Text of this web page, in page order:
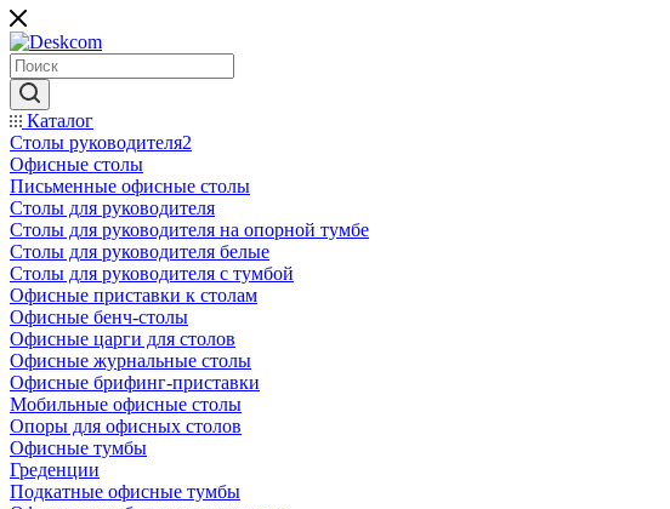
Каталог
Столы руководителя2
Офисные столы
Письменные офисные столы
Столы для руководителя
Столы для руководителя на опорной тумбе
Столы для руководителя белые
Столы для руководителя с тумбой
Офисные приставки к столам
Офисные бенч-столы
Офисные царги для столов
Офисные журнальные столы
Офисные брифинг-приставки
Мобильные офисные столы
Опоры для офисных столов
Офисные тумбы
Греденции
Подкатные офисные тумбы